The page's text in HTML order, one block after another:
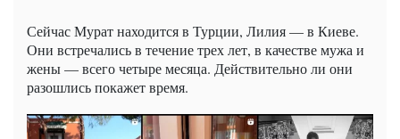
Сейчас Мурат находится в Турции, Лилия — в Киеве.
Они встречались в течение трех лет, в качестве мужа и
жены — всего четыре месяца. Действительно ли они
разошлись покажет время.